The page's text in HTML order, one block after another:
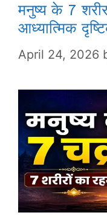
मनुष्य के 7
आध्यात्मिक
April 24, 2026